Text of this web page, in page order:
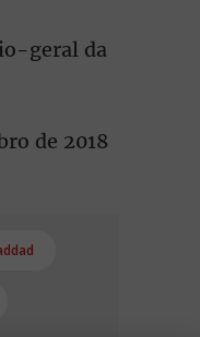
geral da
de 2018